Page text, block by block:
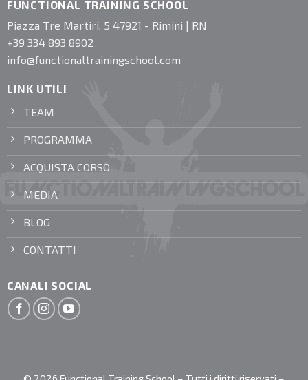
FUNCTIONAL TRAINING SCHOOL
Piazza Tre Martiri, 5 47921 - Rimini | RN
+39 334 893 8902
info@functionaltrainingschool.com
LINK UTILI
TEAM
PROGRAMMA
ACQUISTA CORSO
MEDIA
BLOG
CONTATTI
CANALI SOCIAL